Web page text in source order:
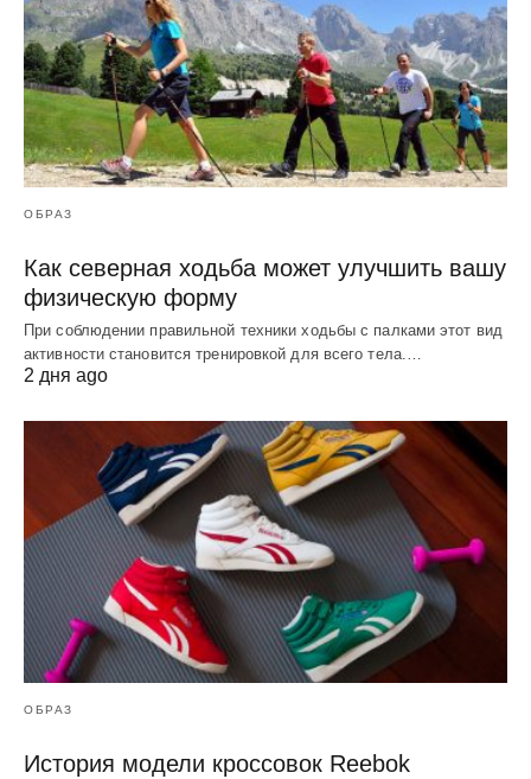
ОБРАЗ
Как северная ходьба может улучшить вашу
физическую форму
При соблюдении правильной техники ходьбы с палками этот вид
активности становится тренировкой для всего тела.…
2 дня ago
ОБРАЗ
История модели кроссовок Reebok